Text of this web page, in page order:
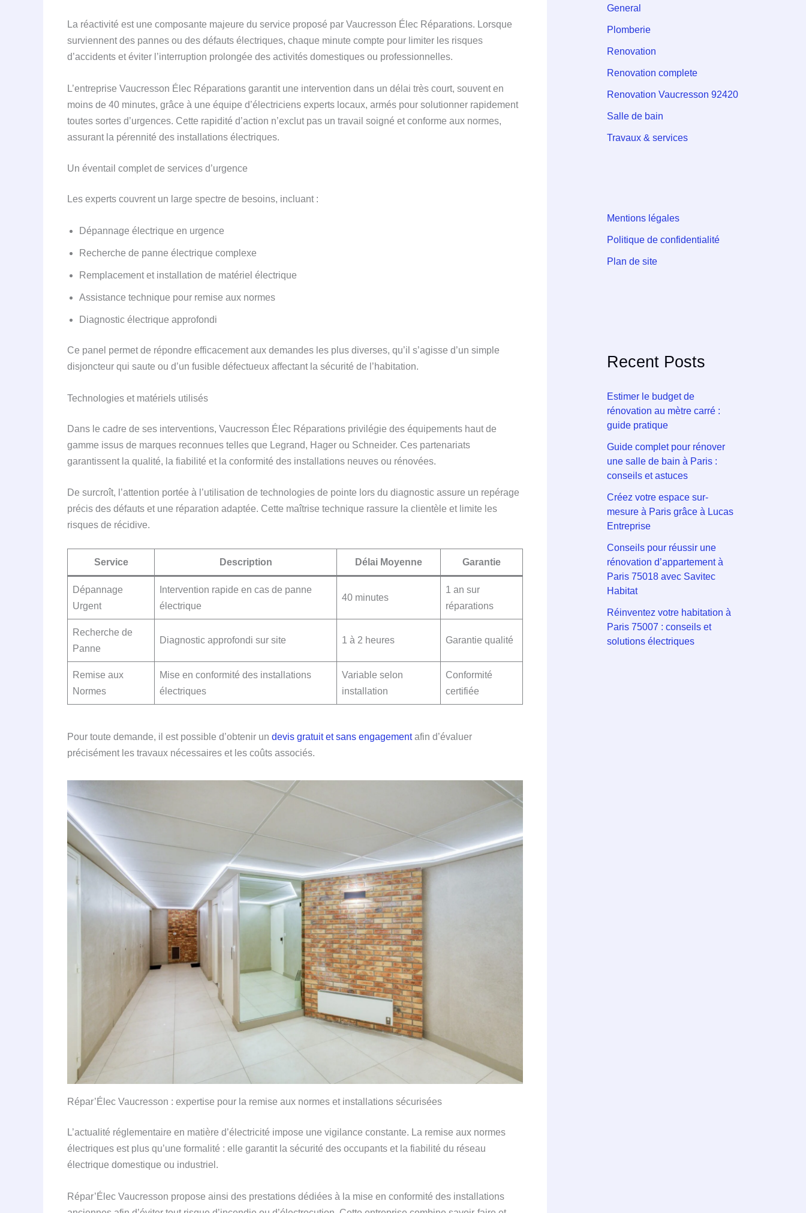
La réactivité est une composante majeure du service proposé par Vaucresson Élec Réparations. Lorsque
surviennent des pannes ou des défauts électriques, chaque minute compte pour limiter les risques
d’accidents et éviter l’interruption prolongée des activités domestiques ou professionnelles.
L’entreprise Vaucresson Élec Réparations garantit une intervention dans un délai très court, souvent en
moins de 40 minutes, grâce à une équipe d’électriciens experts locaux, armés pour solutionner rapidement
toutes sortes d’urgences. Cette rapidité d’action n’exclut pas un travail soigné et conforme aux normes,
assurant la pérennité des installations électriques.
Un éventail complet de services d’urgence
Les experts couvrent un large spectre de besoins, incluant :
Dépannage électrique en urgence
Recherche de panne électrique complexe
Remplacement et installation de matériel électrique
Assistance technique pour remise aux normes
Diagnostic électrique approfondi
Ce panel permet de répondre efficacement aux demandes les plus diverses, qu’il s’agisse d’un simple
disjoncteur qui saute ou d’un fusible défectueux affectant la sécurité de l’habitation.
Technologies et matériels utilisés
Dans le cadre de ses interventions, Vaucresson Élec Réparations privilégie des équipements haut de
gamme issus de marques reconnues telles que Legrand, Hager ou Schneider. Ces partenariats
garantissent la qualité, la fiabilité et la conformité des installations neuves ou rénovées.
De surcroît, l’attention portée à l’utilisation de technologies de pointe lors du diagnostic assure un repérage
précis des défauts et une réparation adaptée. Cette maîtrise technique rassure la clientèle et limite les
risques de récidive.
Service Description Délai Moyenne Garantie
Dépannage
Urgent
Intervention rapide en cas de panne
électrique
40 minutes
1 an sur
réparations
Recherche de
Panne
Diagnostic approfondi sur site 1 à 2 heures Garantie qualité
Remise aux
Normes
Mise en conformité des installations
électriques
Variable selon
installation
Conformité
certifiée
Pour toute demande, il est possible d’obtenir un devis gratuit et sans engagementafin d’évaluer
précisément les travaux nécessaires et les coûts associés.
Répar’Élec Vaucresson : expertise pour la remise aux normes et installations sécurisées
L’actualité réglementaire en matière d’électricité impose une vigilance constante. La remise aux normes
électriques est plus qu’une formalité : elle garantit la sécurité des occupants et la fiabilité du réseau
électrique domestique ou industriel.
Répar’Élec Vaucresson propose ainsi des prestations dédiées à la mise en conformité des installations
General
Plomberie
Renovation
Renovation complete
Renovation Vaucresson 92420
Salle de bain
Travaux & services
Mentions légales
Politique de confidentialité
Plan de site
Recent Posts
Estimer le budget de
rénovation au mètre carré :
guide pratique
Guide complet pour rénover
une salle de bain à Paris :
conseils et astuces
Créez votre espace sur-
mesure à Paris grâce à Lucas
Entreprise
Conseils pour réussir une
rénovation d’appartement à
Paris 75018 avec Savitec
Habitat
Réinventez votre habitation à
Paris 75007 : conseils et
solutions électriques